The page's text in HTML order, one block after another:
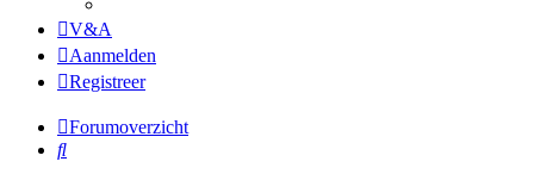
V&A
Aanmelden
Registreer
Forumoverzicht
Zoek